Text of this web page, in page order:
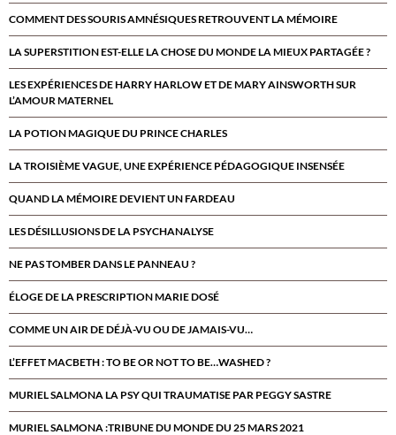
COMMENT DES SOURIS AMNÉSIQUES RETROUVENT LA MÉMOIRE
LA SUPERSTITION EST-ELLE LA CHOSE DU MONDE LA MIEUX PARTAGÉE ?
LES EXPÉRIENCES DE HARRY HARLOW ET DE MARY AINSWORTH SUR
L’AMOUR MATERNEL
LA POTION MAGIQUE DU PRINCE CHARLES
LA TROISIÈME VAGUE, UNE EXPÉRIENCE PÉDAGOGIQUE INSENSÉE
QUAND LA MÉMOIRE DEVIENT UN FARDEAU
LES DÉSILLUSIONS DE LA PSYCHANALYSE
NE PAS TOMBER DANS LE PANNEAU ?
ÉLOGE DE LA PRESCRIPTION MARIE DOSÉ
COMME UN AIR DE DÉJÀ-VU OU DE JAMAIS-VU…
L’EFFET MACBETH : TO BE OR NOT TO BE…WASHED ?
MURIEL SALMONA LA PSY QUI TRAUMATISE PAR PEGGY SASTRE
MURIEL SALMONA :TRIBUNE DU MONDE DU 25 MARS 2021